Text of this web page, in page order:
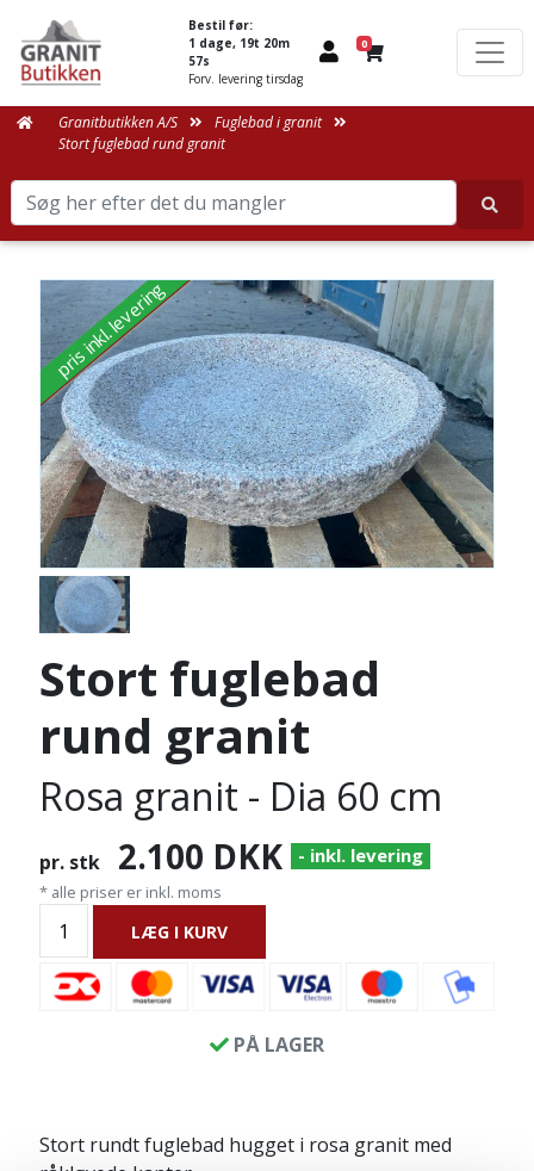
pris inkl. levering
Stort fuglebad
rund granit
Rosa granit - Dia 60 cm
pr. stk 2.100 DKK - inkl. levering
* alle priser er inkl. moms
LÆG I KURV
PÅ LAGER
Stort rundt fuglebad hugget i rosa granit med
Bestil før:
1 dage, 19t 20m
57s
Forv. levering tirsdag
0
Granitbutikken A/S
Fuglebad i granit
Stort fuglebad rund granit